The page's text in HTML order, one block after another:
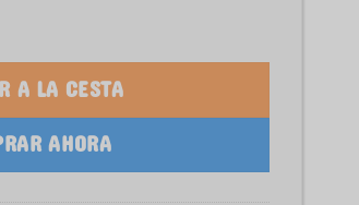
– Hour Pack (Human + AI) –
A LA CESTA
AHORA